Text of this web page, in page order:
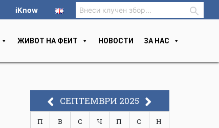
iKnow
ЖИВОТ НА ФЕИТ НОВОСТИ ЗА НАС
СЕПТЕМВРИ 2025
П В С Ч П С Н